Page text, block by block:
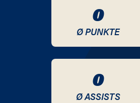
0
Ø PUNKTE
0
Ø ASSISTS